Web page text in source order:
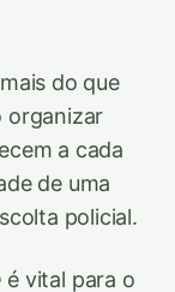
do que
organizar
a cada
de uma
policial.
é vital para o